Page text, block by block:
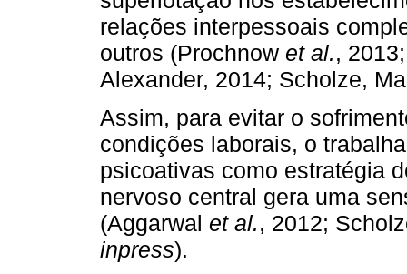
relações interpessoais
outros (Prochnow et al.,
Alexander, 2014; Scholze,
Assim, para evitar o
condições laborais, o
psicoativas como estratégia
nervoso central gera uma
(Aggarwal et al., 2012;
inpress).